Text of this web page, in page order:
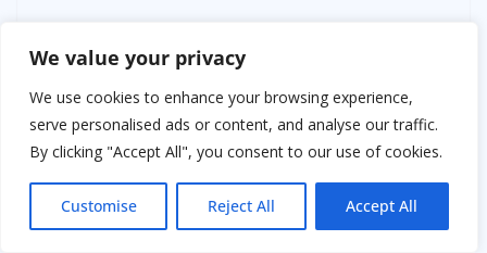
We value your privacy
We use cookies to enhance your browsing experience,
serve personalised ads or content, and analyse our traffic.
By clicking "Accept All", you consent to our use of cookies.
Customise Reject All Accept All
— Уважаю.
Перед уходом он положил на стойку конверт.
— На ремонт кухни. Безвозмездно. Как извинение от
семьи.